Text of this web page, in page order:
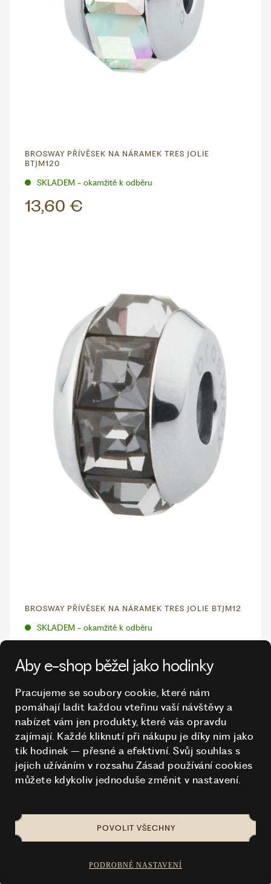
BROSWAY PŘÍVĚSEK NA NÁRAMEK TRES JOLIE
BTJM120
SKLADEM - okamžitě k odběru
13,60 €
BROSWAY PŘÍVĚSEK NA NÁRAMEK TRES JOLIE BTJM12
SKLADEM - okamžitě k odběru
Aby e-shop běžel jako hodinky
Pracujeme se soubory cookie, které nám
pomáhají ladit každou vteřinu vaší návštěvy a
nabízet vám jen produkty, které vás opravdu
zajímají. Každé kliknutí při nákupu je díky nim jako
tik hodinek – přesné a efektivní. Svůj souhlas s
jejich užíváním v rozsahu Zásad používání cookies
můžete kdykoliv jednoduše změnit v nastavení.
POVOLIT VŠECHNY
PODROBNÉ NASTAVENÍ